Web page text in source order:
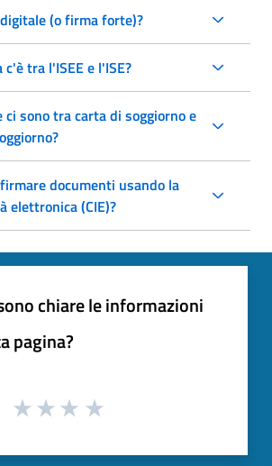
(o firma forte)?
tra l'ISEE e l'ISE?
ci sono tra carta di soggiorno e
documenti usando la
elettronica (CIE)?
chiare le informazioni
pagina?